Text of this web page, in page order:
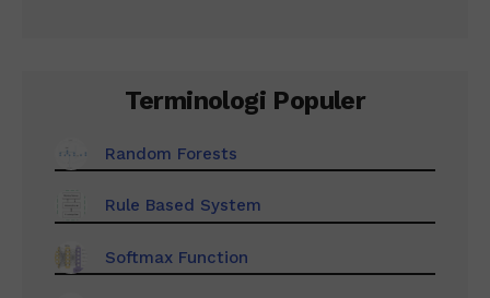
Terminologi Populer
Random Forests
Rule Based System
Softmax Function